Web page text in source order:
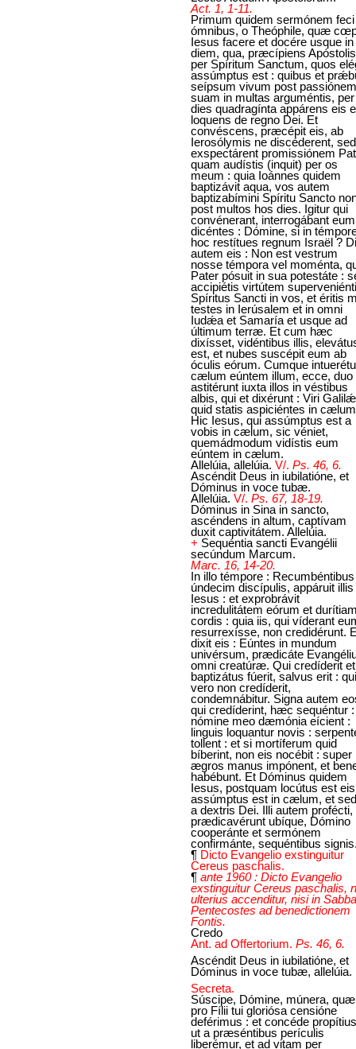
Act. 1, 1-11.
Primum quidem sermónem
ómnibus, o Theóphile, quæ
Iesus facere et docére usque in
diem, qua, præcípiens Apóstolis
per Spíritum Sanctum, quos
assúmptus est : quibus et
seípsum vivum post passiónem
suam in multas arguméntis, per
dies quadragínta appárens eis
loquens de regno Dei. Et
convéscens, præcépit eis, ab
Ierosólymis ne discéderent, sed
exspectárent promissiónem
quam audístis (inquit) per os
meum : quia Ioánnes quidem
baptizávit aqua, vos autem
baptizabímini Spíritu Sancto
post multos hos dies. Igitur qui
convénerant, interrogábant
dicéntes : Dómine, si in
hoc restítues regnum Israël ?
autem eis : Non est vestrum
nosse témpora vel moménta,
Pater pósuit in sua potestáte :
accipiétis virtútem
Spíritus Sancti in vos, et éritis
testes in Ierúsalem et in omni
Iudǽa et Samaría et usque ad
últimum terræ. Et cum hæc
dixísset, vidéntibus illis,
est, et nubes suscépit eum ab
óculis eórum. Cumque
cælum eúntem illum, ecce, duo
astitérunt iuxta illos in véstibus
albis, qui et dixérunt : Viri
quid statis aspiciéntes in
Hic Iesus, qui assúmptus est a
vobis in cælum, sic véniet,
quemádmodum vidístis eum
eúntem in cælum.
Allelúia, allelúia. V/. Ps. 46, 6.
Ascéndit Deus in iubilatióne, et
Dóminus in voce tubæ.
Allelúia. V/. Ps. 67, 18-19.
Dóminus in Sina in sancto,
ascéndens in altum, captívam
duxit captivitátem. Allelúia.
+ Sequéntia sancti Evangélii
secúndum Marcum.
Marc. 16, 14-20.
In illo témpore : Recumbéntibus
úndecim discípulis, appáruit illis
Iesus : et exprobrávit
incredulitátem eórum et
cordis : quia iis, qui víderant
resurrexísse, non credidérunt.
dixit eis : Eúntes in mundum
univérsum, prædicáte
omni creatúræ. Qui credíderit et
baptizátus fúerit, salvus erit : qui
vero non credíderit,
condemnábitur. Signa autem
qui credíderint, hæc sequéntur
nómine meo dæmónia eícient :
linguis loquantur novis :
tollent : et si mortíferum quid
bíberint, non eis nocébit : super
ægros manus impónent, et
habébunt. Et Dóminus quidem
Iesus, postquam locútus est
assúmptus est in cælum, et
a dextris Dei. Illi autem profécti,
prædicavérunt ubíque, Dómino
cooperánte et sermónem
confirmánte, sequéntibus
¶ Dicto Evangelio exstinguitur
Cereus paschalis.
¶ ante 1960 : Dicto Evangelio
exstinguitur Cereus paschalis,
ulterius accenditur, nisi in
Pentecostes ad benedictionem
Fontis.
Credo
Ant. ad Offertorium. Ps. 46, 6.
Ascéndit Deus in iubilatióne, et
Dóminus in voce tubæ, allelúia.
Secreta.
Súscipe, Dómine, múnera, quæ
pro Fílii tui gloriósa censióne
deférimus : et concéde
ut a præséntibus perículis
liberémur, et ad vitam per